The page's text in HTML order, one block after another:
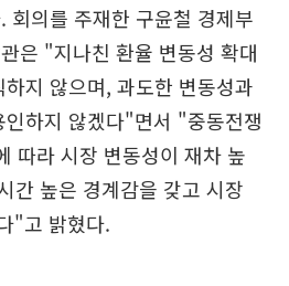
회의를 주재한 구윤철 경제부
은 "지나친 환율 변동성 확대
지 않으며, 과도한 변동성과
하지 않겠다"면서 "중동전쟁
따라 시장 변동성이 재차 높
간 높은 경계감을 갖고 시장
"고 밝혔다.